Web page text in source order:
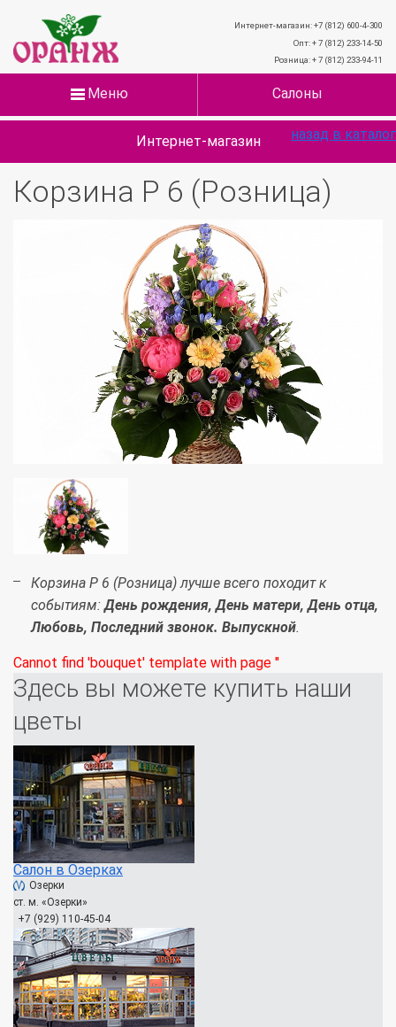
Интернет-магазин: +7 (812) 600-4-300
Опт: + 7 (812) 233-14-50
Розница: + 7 (812) 233-94-11
Меню Салоны
Интернет-магазин
Корзина Р 6 (Розница)
назад в каталог
Корзина Р 6 (Розница) лучше всего походит к
событиям:День рождения, День матери, День отца,
Любовь, Последний звонок. Выпускной.
Cannot find 'bouquet' template with page ''
Здесь вы можете купить наши
цветы
Салон в Озерках
Озерки
ст. м. «Озерки»
+7 (929) 110-45-04